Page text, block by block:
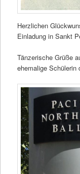
Herzlichen
Einladung in Sankt
Tänzerische Grüße
ehemalige Schülerin